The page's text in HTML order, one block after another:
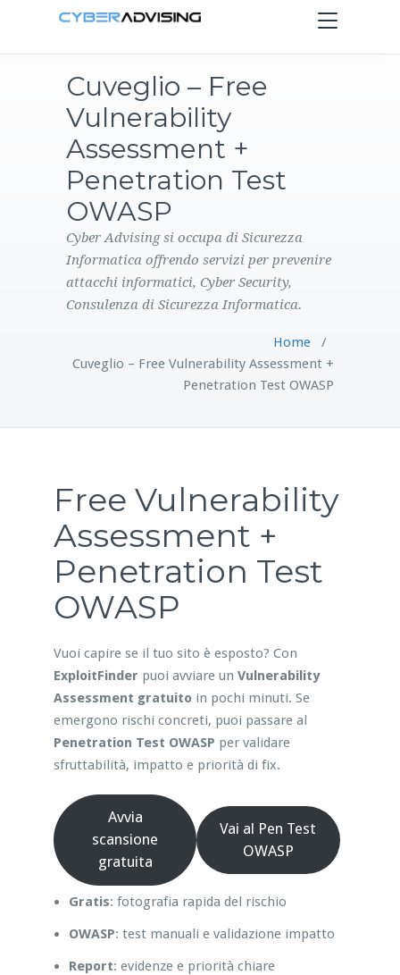
Toggle
navigation
PRODOTTI
CONTATTI
Cuveglio – Free
Vulnerability
Assessment +
Penetration Test
OWASP
Cyber Advising si occupa di Sicurezza
Informatica offrendo servizi per prevenire
attacchi informatici, Cyber Security,
Consulenza di Sicurezza Informatica.
Home/
Cuveglio – Free Vulnerability Assessment +
Penetration Test OWASP
Free Vulnerability
Assessment +
Penetration Test
OWASP
Vuoi capire se il tuo sito è esposto? Con
ExploitFinder puoi avviare un Vulnerability
Assessment gratuitoin pochi minuti. Se
emergono rischi concreti, puoi passare al
Penetration Test OWASP per validare
sfruttabilità, impatto e priorità di fix.
Avvia
scansione
gratuita
Vai al Pen Test
OWASP
Gratis: fotografia rapida del rischio
OWASP: test manuali e validazione impatto
Report: evidenze e priorità chiare